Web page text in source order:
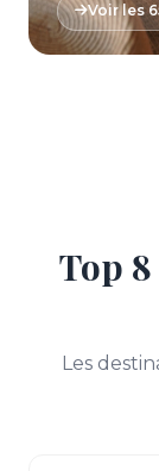
Voir les
Top
Les